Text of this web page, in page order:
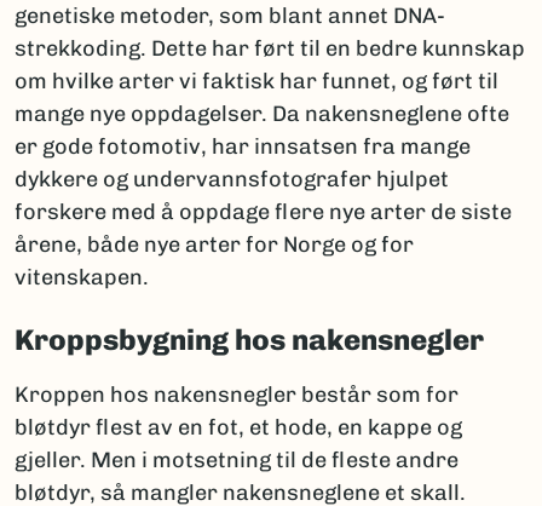
genetiske metoder, som blant annet DNA-
strekkoding. Dette har ført til en bedre kunnskap
om hvilke arter vi faktisk har funnet, og ført til
mange nye oppdagelser. Da nakensneglene ofte
er gode fotomotiv, har innsatsen fra mange
dykkere og undervannsfotografer hjulpet
forskere med å oppdage flere nye arter de siste
årene, både nye arter for Norge og for
vitenskapen.
Kroppsbygning hos nakensnegler
Kroppen hos nakensnegler består som for
bløtdyr flest av en fot, et hode, en kappe og
gjeller. Men i motsetning til de fleste andre
bløtdyr, så mangler nakensneglene et skall.